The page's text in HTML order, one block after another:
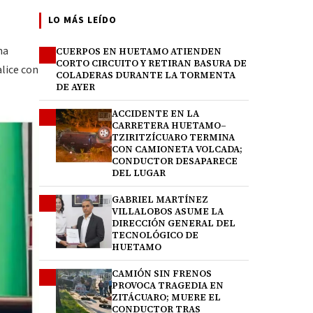
con
LO MÁS LEÍDO
CUERPOS EN HUETAMO ATIENDEN
CORTO CIRCUITO Y RETIRAN BASURA DE
COLADERAS DURANTE LA TORMENTA
DE AYER
ACCIDENTE EN LA
CARRETERA HUETAMO–
TZIRITZÍCUARO TERMINA
CON CAMIONETA VOLCADA;
CONDUCTOR DESAPARECE
DEL LUGAR
GABRIEL MARTÍNEZ
VILLALOBOS ASUME LA
DIRECCIÓN GENERAL DEL
TECNOLÓGICO DE
HUETAMO
CAMIÓN SIN FRENOS
PROVOCA TRAGEDIA EN
ZITÁCUARO; MUERE EL
CONDUCTOR TRAS